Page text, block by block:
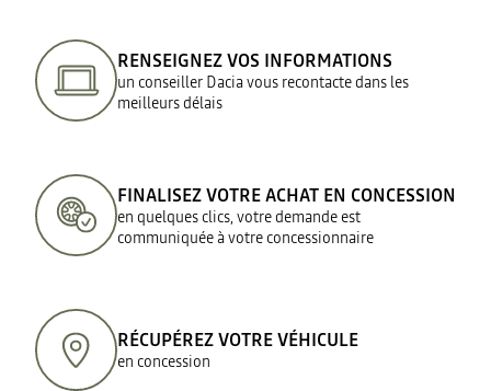
RENSEIGNEZ VOS INFORMATIONS
un conseiller Dacia vous recontacte dans les
meilleurs délais
FINALISEZ VOTRE ACHAT EN CONCESSION
en quelques clics, votre demande est
communiquée à votre concessionnaire
RÉCUPÉREZ VOTRE VÉHICULE
en concession